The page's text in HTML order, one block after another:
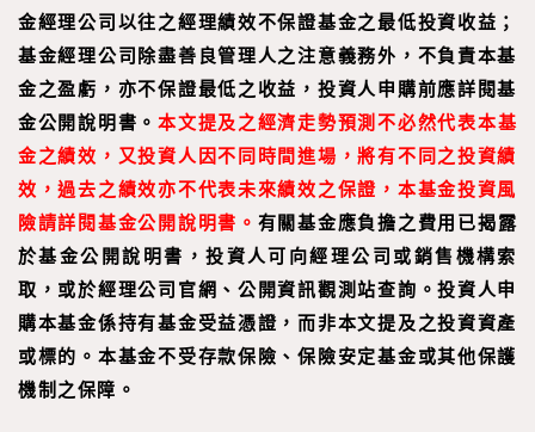
金經理公司以往之經理績效不保證基金之最低投資收益；
基金經理公司除盡善良管理人之注意義務外，不負責本基
金之盈虧，亦不保證最低之收益，投資人申購前應詳閱基
金公開說明書。本文提及之經濟走勢預測不必然代表本基
金之績效，又投資人因不同時間進場，將有不同之投資績
效，過去之績效亦不代表未來績效之保證，本基金投資風
險請詳閱基金公開說明書。 有關基金應負擔之費用已揭露
於基金公開說明書，投資人可向經理公司或銷售機構索
取，或於經理公司官網、公開資訊觀測站查詢。投資人申
購本基金係持有基金受益憑證，而非本文提及之投資資產
或標的。本基金不受存款保險、保險安定基金或其他保護
機制之保障。